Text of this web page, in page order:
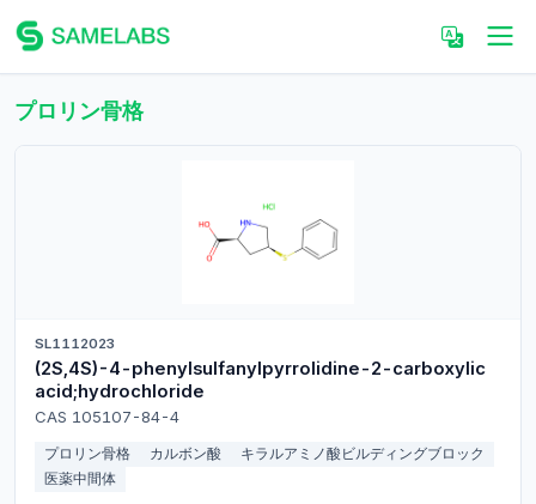
プロリン骨格
SL1112023
(2S,4S)-4-phenylsulfanylpyrrolidine-2-carboxylic
acid;hydrochloride
CAS 105107-84-4
プロリン骨格 カルボン酸
キラルアミノ酸ビルディングブロック
医薬中間体